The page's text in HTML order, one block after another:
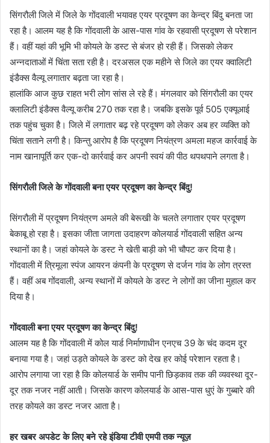
सिंगरौली जिले में जिले के गोंदवाली भयावह एयर प्रदूषण का केन्द्र बिंदु बनता जा
रहा है। आलम यह है कि गोंदवाली के आस-पास गांव के रहवासी प्रदूषण से परेशान
हैं। वहीं यहां की भूमि भी कोयले के डस्ट से बंजर हो रही हैं। जिसको लेकर
अन्नदाताओं में चिंता सता रही है। दरअसल एक महीने से जिले का एयर क्वालिटी
इंडैक्स वैल्यू लगातार बढ़ता जा रहा है।
हालांकि आज कुछ राहत भरी लोग सांस ले रहे हैं। मंगलवार को सिंगरौली का एयर
क्लालिटी इंडैक्स वैल्यू करीब 270 तक रहा है। जबकि इसके पूर्व 505 एक्यूआई
तक पहुंच चुका है। जिले में लगातार बढ़ रहे प्रदूषण को लेकर अब हर व्यक्ति को
चिंता सताने लगी है। किन्तु आरोप है कि प्रदूषण नियंत्रण अमला महज कार्रवाई के
नाम खानापूर्ति कर एक-दो कार्रवाई कर अपनी स्वयं की पीठ थपथपाने लगता है।
सिंगरौली जिले के गोंदवाली बना एयर प्रदूषण का केन्द्र बिंदु!
सिंगरौली में प्रदूषण नियंत्रण अमले की बेरूखी के चलते लगातार एयर प्रदूषण
बेकाबू हो रहा है। इसका जीता जागता उदाहरण कोलयार्ड गोंदवाली सहित अन्य
स्थानों का है। जहां कोयले के डस्ट ने खेती बाड़ी को भी चौपट कर दिया है।
गोंदवाली में त्रिमूला स्पंज आयरन कंपनी के प्रदूषण से दर्जन गांव के लोग त्रस्त
हैं। वहीं अब गोंदवाली, अन्य स्थानों में कोयले के डस्ट ने लोगों का जीना मुहाल कर
दिया है।
गोंदवाली बना एयर प्रदूषण का केन्द्र बिंदु!
आलम यह है कि गोंदवाली में कोल यार्ड निर्माणाधीन एनएच 39 के चंद कदम दूर
बनाया गया है। जहां उड़ते कोयले के डस्ट को देख हर कोई परेशान रहता है।
आरोप लगाया जा रहा है कि कोलयार्ड के समीप पानी छिड़काव तक की व्यवस्था दूर-
दूर तक नजर नहीं आती। जिसके कारण कोलयार्ड के आस-पास धुएं के गुब्बारे की
तरह कोयले का डस्ट नजर आता है।
हर खबर अपडेट के लिए बने रहे इंडिया टीवी एमपी तक न्यूज़